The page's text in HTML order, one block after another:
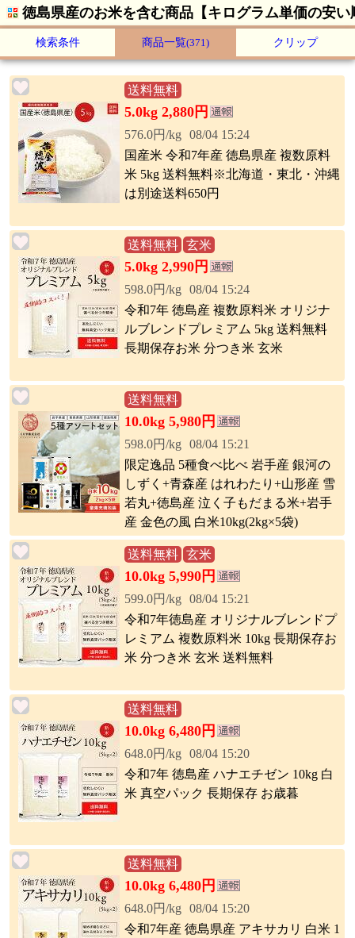
徳島県産のお米を含む商品【キログラム単価の安
検索条件 商品一覧(371) クリップ
送料無料
5.0kg 2,880円
576.0円/kg 08/04 15:24
国産米 令和7年産 徳島県産 複数原料
米 5kg 送料無料※北海道・東北・沖縄
は別途送料650円
送料無料 玄米
5.0kg 2,990円
598.0円/kg 08/04 15:24
令和7年 徳島産 複数原料米 オリジナ
ルブレンドプレミアム 5kg 送料無料
長期保存お米 分つき米 玄米
送料無料
10.0kg 5,980円
598.0円/kg 08/04 15:21
限定逸品 5種食べ比べ 岩手産 銀河の
しずく+青森産 はれわたり+山形産 雪
若丸+徳島産 泣く子もだまる米+岩手
産 金色の風 白米10kg(2kg×5袋)
送料無料 玄米
10.0kg 5,990円
599.0円/kg 08/04 15:21
令和7年徳島産 オリジナルブレンドプ
レミアム 複数原料米 10kg 長期保存お
米 分つき米 玄米 送料無料
送料無料
10.0kg 6,480円
648.0円/kg 08/04 15:20
令和7年 徳島産 ハナエチゼン 10kg 白
米 真空パック 長期保存 お歳暮
送料無料
10.0kg 6,480円
648.0円/kg 08/04 15:20
令和7年産 徳島県産 アキサカリ 白米 1